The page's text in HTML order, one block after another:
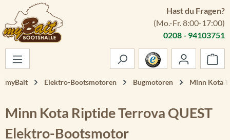
Zum Hauptinhalt springen
Hast du Fragen?
(Mo.-Fr. 8:00-17:00)
0208 - 94103751
myBait Elektro-Bootsmotoren Bugmotoren Minn Kota
Minn Kota Riptide Terrova QUEST
Elektro-Bootsmotor